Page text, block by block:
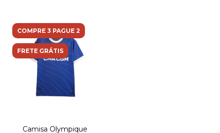
COMPRE 3 PAGUE 2
FRETE GRÁTIS
Camisa Olympique